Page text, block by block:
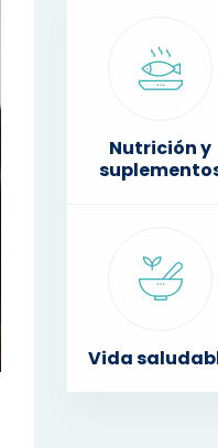
Nutrición y
Vida